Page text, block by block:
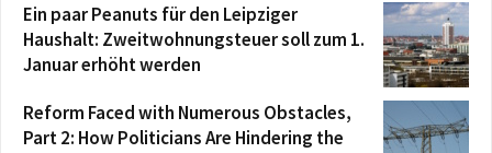
Ein paar Peanuts für den Leipziger
Haushalt: Zweitwohnungsteuer soll zum 1.
Januar erhöht werden
Reform Faced with Numerous Obstacles,
Part 2: How Politicians Are Hindering the